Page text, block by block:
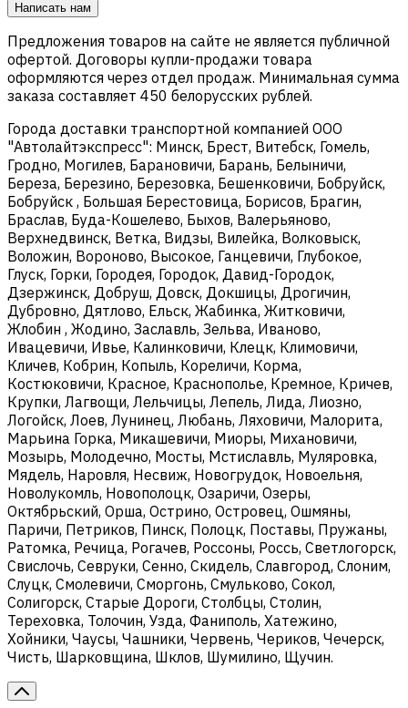
Написать нам
Предложения товаров на сайте не является публичной
офертой. Договоры купли-продажи товара
оформляются через отдел продаж. Минимальная сумма
заказа составляет 450 белорусских рублей.
Города доставки транспортной компанией ООО
"Автолайтэкспресс": Минск, Брест, Витебск, Гомель,
Гродно, Могилев, Барановичи, Барань, Белыничи,
Береза, Березино, Березовка, Бешенковичи, Бобруйск,
Бобруйск , Большая Берестовица, Борисов, Брагин,
Браслав, Буда-Кошелево, Быхов, Валерьяново,
Верхнедвинск, Ветка, Видзы, Вилейка, Волковыск,
Воложин, Вороново, Высокое, Ганцевичи, Глубокое,
Глуск, Горки, Городея, Городок, Давид-Городок,
Дзержинск, Добруш, Довск, Докшицы, Дрогичин,
Дубровно, Дятлово, Ельск, Жабинка, Житковичи,
Жлобин , Жодино, Заславль, Зельва, Иваново,
Ивацевичи, Ивье, Калинковичи, Клецк, Климовичи,
Кличев, Кобрин, Копыль, Кореличи, Корма,
Костюковичи, Красное, Краснополье, Кремное, Кричев,
Крупки, Лагвощи, Лельчицы, Лепель, Лида, Лиозно,
Логойск, Лоев, Лунинец, Любань, Ляховичи, Малорита,
Марьина Горка, Микашевичи, Миоры, Михановичи,
Мозырь, Молодечно, Мосты, Мстиславль, Муляровка,
Мядель, Наровля, Несвиж, Новогрудок, Новоельня,
Новолукомль, Новополоцк, Озаричи, Озеры,
Октябрьский, Орша, Острино, Островец, Ошмяны,
Паричи, Петриков, Пинск, Полоцк, Поставы, Пружаны,
Ратомка, Речица, Рогачев, Россоны, Россь, Светлогорск,
Свислочь, Севруки, Сенно, Скидель, Славгород, Слоним,
Слуцк, Смолевичи, Сморгонь, Смульково, Сокол,
Солигорск, Старые Дороги, Столбцы, Столин,
Тереховка, Толочин, Узда, Фаниполь, Хатежино,
Хойники, Чаусы, Чашники, Червень, Чериков, Чечерск,
Чисть, Шарковщина, Шклов, Шумилино, Щучин.